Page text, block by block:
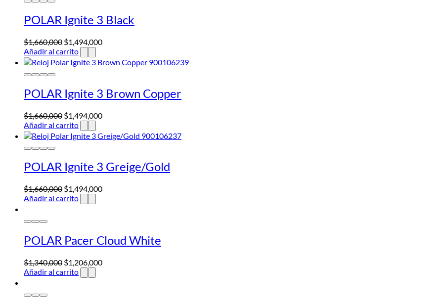
POLAR Ignite 3 Black
$1,660,000 $1,494,000
Añadir al carrito
POLAR Ignite 3 Brown Copper
$1,660,000 $1,494,000
Añadir al carrito
POLAR Ignite 3 Greige/Gold
$1,660,000 $1,494,000
Añadir al carrito
POLAR Pacer Cloud White
$1,340,000 $1,206,000
Añadir al carrito